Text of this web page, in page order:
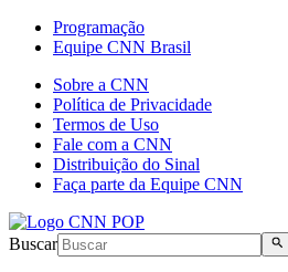
Programação
Equipe CNN Brasil
Sobre a CNN
Política de Privacidade
Termos de Uso
Fale com a CNN
Distribuição do Sinal
Faça parte da Equipe CNN
Buscar